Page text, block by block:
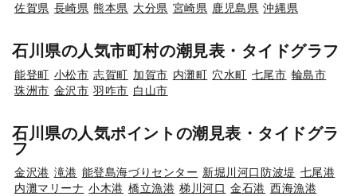
佐賀県 長崎県 熊本県 大分県 宮崎県 鹿児島県 沖縄県
石川県の人気市町村の潮見表・タイドグラフ
能登町 小松市 志賀町 加賀市 内灘町 穴水町 七尾市 輪島市
珠洲市 金沢市 羽咋市 白山市
石川県の人気ポイントの潮見表・タイドグラ
フ
金沢港 滝港 能登島海づりセンター 新堀川河口防波堤 七尾港
内灘マリーナ 小木港 橋立漁港 梯川河口 金石港 西海漁港